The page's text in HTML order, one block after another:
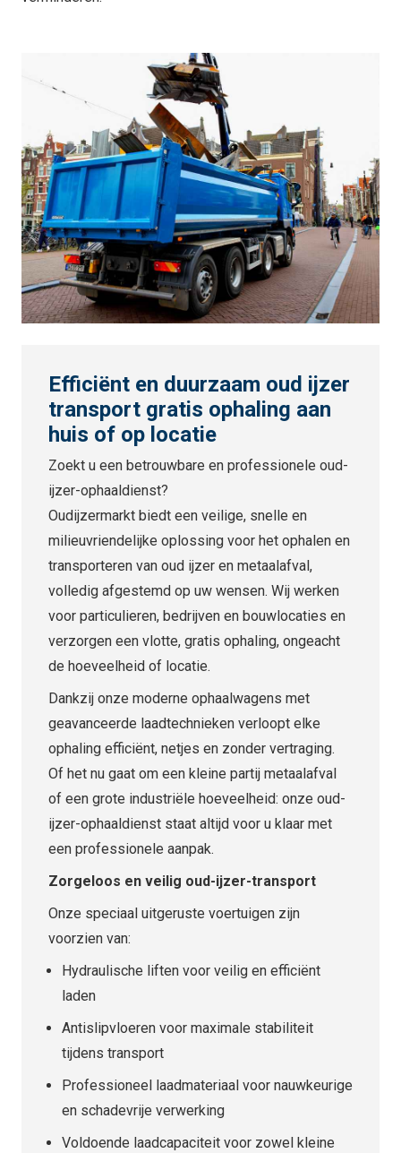
Efficiënt en duurzaam oud ijzer
transport gratis ophaling aan
huis of op locatie
Zoekt u een betrouwbare en professionele oud-
ijzer-ophaaldienst?
Oudijzermarkt biedt een veilige, snelle en
milieuvriendelijke oplossing voor het ophalen en
transporteren van oud ijzer en metaalafval,
volledig afgestemd op uw wensen. Wij werken
voor particulieren, bedrijven en bouwlocaties en
verzorgen een vlotte, gratis ophaling, ongeacht
de hoeveelheid of locatie.
Dankzij onze moderne ophaalwagens met
geavanceerde laadtechnieken verloopt elke
ophaling efficiënt, netjes en zonder vertraging.
Of het nu gaat om een kleine partij metaalafval
of een grote industriële hoeveelheid: onze oud-
ijzer-ophaaldienst staat altijd voor u klaar met
een professionele aanpak.
Zorgeloos en veilig oud-ijzer-transport
Onze speciaal uitgeruste voertuigen zijn
voorzien van:
Hydraulische liften voor veilig en efficiënt
laden
Antislipvloeren voor maximale stabiliteit
tijdens transport
Professioneel laadmateriaal voor nauwkeurige
en schadevrije verwerking
Voldoende laadcapaciteit voor zowel kleine